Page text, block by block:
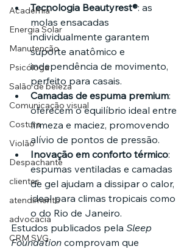
Academia
Energia Solar
Manutenção
Psicóloga
Salão de beleza
Comunicação visual
Costura
Violão
Despachante
clientes
atendimento
advocacia
CRM SVG
Tecnologia Beautyrest®: as
molas ensacadas
individualmente garantem
suporte anatômico e
independência de movimento,
perfeito para casais.
Camadas de espuma premium:
oferecem o equilíbrio ideal entre
firmeza e maciez, promovendo
alívio de pontos de pressão.
Inovação em conforto térmico:
espumas ventiladas e camadas
de gel ajudam a dissipar o calor,
ideal para climas tropicais como
o do Rio de Janeiro.
Estudos publicados pela Sleep
Foundation comprovam que